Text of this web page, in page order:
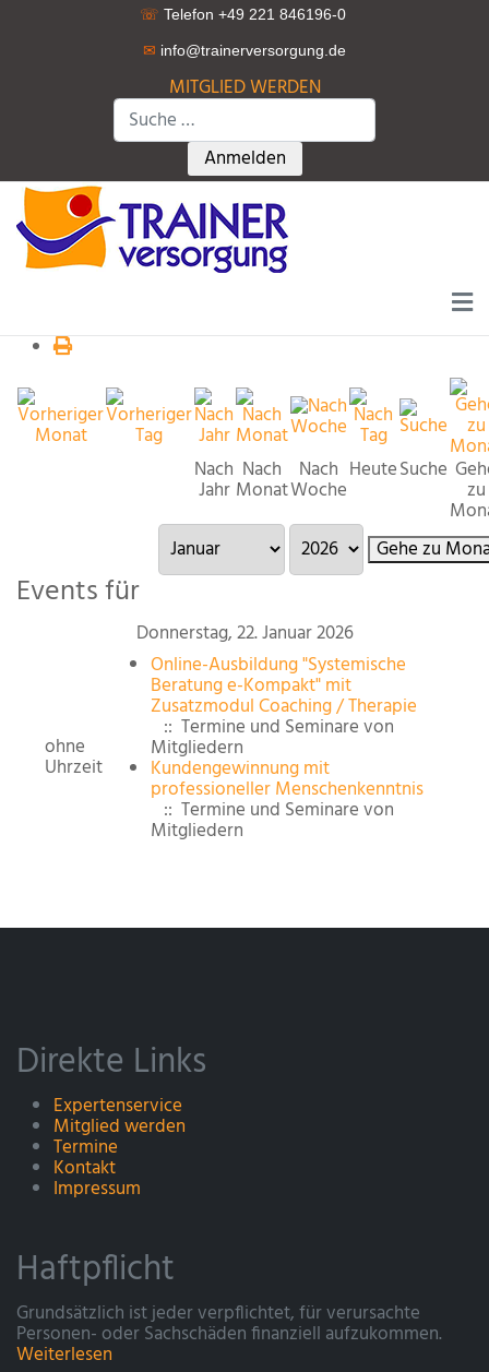
☏ Telefon +49 221 846196-0
✉ info@trainerversorgung.de
MITGLIED WERDEN
Suchen
Type 2 or more characters for
Anmelden
Nach
Jahr
Nach
Monat
Nach
Woche
HeuteSuche
zu
Gehe zu
Events für
Donnerstag, 22. Januar 2026
ohne
Uhrzeit
Online-Ausbildung "Systemische
Beratung e-Kompakt" mit
Zusatzmodul Coaching / Therapie
:: Termine und Seminare von
Mitgliedern
Kundengewinnung mit
professioneller Menschenkenntnis
:: Termine und Seminare von
Mitgliedern
Direkte Links
Expertenservice
Mitglied werden
Termine
Kontakt
Impressum
Haftpflicht
Grundsätzlich ist jeder verpflichtet, für verursachte
Personen- oder Sachschäden finanziell aufzukommen.
Weiterlesen